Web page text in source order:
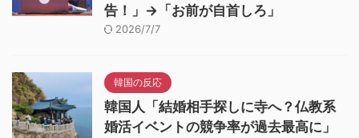
告！」→「お前が自首しろ」
2026/7/7
韓国の反応
韓国人「結婚相手探しに寺へ？仏教系
婚活イベントの競争率が過去最高に」